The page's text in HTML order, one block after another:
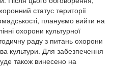
статус території
плануємо вийти на
охорони культурної
раду з питань охорони
культури. Для забезпечення
також винесено на